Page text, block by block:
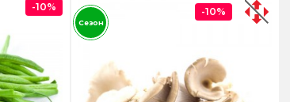
-10% -10%
Сезон